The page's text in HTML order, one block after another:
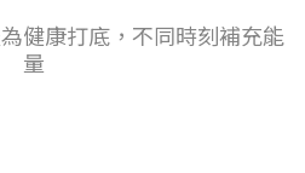
健康打底，不同時刻補充能
量